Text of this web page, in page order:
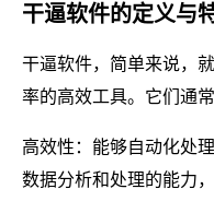
干逼软件的定义与
干逼软件，简单来说，
率的高效工具。它们通
高效性：能够自动化处
数据分析和处理的能力